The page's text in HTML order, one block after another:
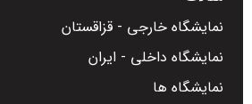
نمایشگاه خارجی - قزاقستان
نمایشگاه داخلی - ایران
نمایشگاه ها